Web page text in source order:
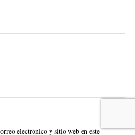
electrónico y sitio web en este